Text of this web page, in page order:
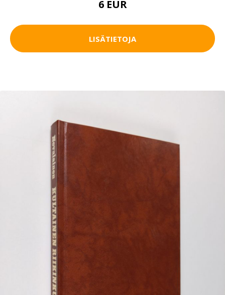
6 EUR
LISÄTIETOJA